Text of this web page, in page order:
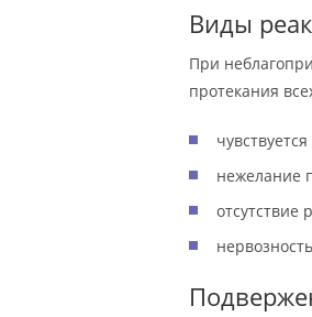
Виды
При
протекания
нежелание
отсутствие